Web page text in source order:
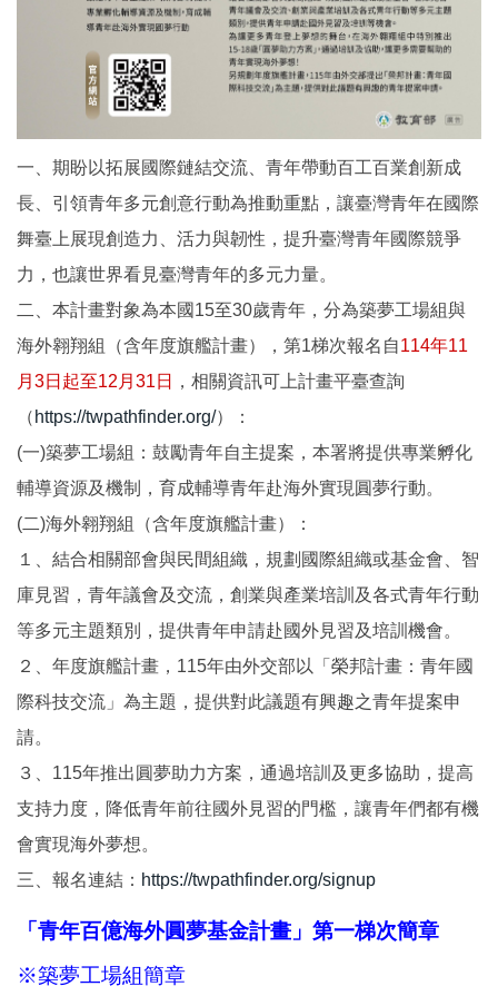
一、期盼以拓展國際鏈結交流、青年帶動百工百業創新成
長、引領青年多元創意行動為推動重點，讓臺灣青年在國際
舞臺上展現創造力、活力與韌性，提升臺灣青年國際競爭
力，也讓世界看見臺灣青年的多元力量。
二、本計畫對象為本國15至30歲青年，分為築夢工場組與
海外翱翔組（含年度旗艦計畫），第1梯次報名自114年11
月3日起至12月31日
，相關資訊可上計畫平臺查詢
（ https://twpathfinder.org/）：
(一)築夢工場組：鼓勵青年自主提案，本署將提供專業孵化
輔導資源及機制，育成輔導青年赴海外實現圓夢行動。
(二)海外翱翔組（含年度旗艦計畫）：
１、結合相關部會與民間組織，規劃國際組織或基金會、智
庫見習，青年議會及交流，創業與產業培訓及各式青年行動
等多元主題類別，提供青年申請赴國外見習及培訓機會。
２、年度旗艦計畫，115年由外交部以「榮邦計畫：青年國
際科技交流」為主題，提供對此議題有興趣之青年提案申
請。
３、115年推出圓夢助力方案，通過培訓及更多協助，提高
支持力度，降低青年前往國外見習的門檻，讓青年們都有機
會實現海外夢想。
三、報名連結： https://twpathfinder.org/signup
「青年百億海外圓夢基金計畫」第一梯次簡章
※築夢工場組簡章